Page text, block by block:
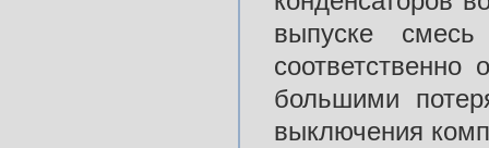
выпуске
большими
выключения